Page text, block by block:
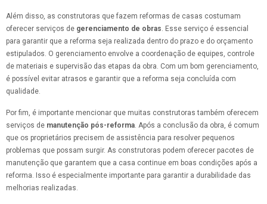
Além disso, as construtoras que fazem reformas de casas costumam
oferecer serviços de gerenciamento de obras. Esse serviço é essencial
para garantir que a reforma seja realizada dentro do prazo e do orçamento
estipulados. O gerenciamento envolve a coordenação de equipes, controle
de materiais e supervisão das etapas da obra. Com um bom gerenciamento,
é possível evitar atrasos e garantir que a reforma seja concluída com
qualidade.
Por fim, é importante mencionar que muitas construtoras também oferecem
serviços de manutenção pós-reforma. Após a conclusão da obra, é comum
que os proprietários precisem de assistência para resolver pequenos
problemas que possam surgir. As construtoras podem oferecer pacotes de
manutenção que garantem que a casa continue em boas condições após a
reforma. Isso é especialmente importante para garantir a durabilidade das
melhorias realizadas.